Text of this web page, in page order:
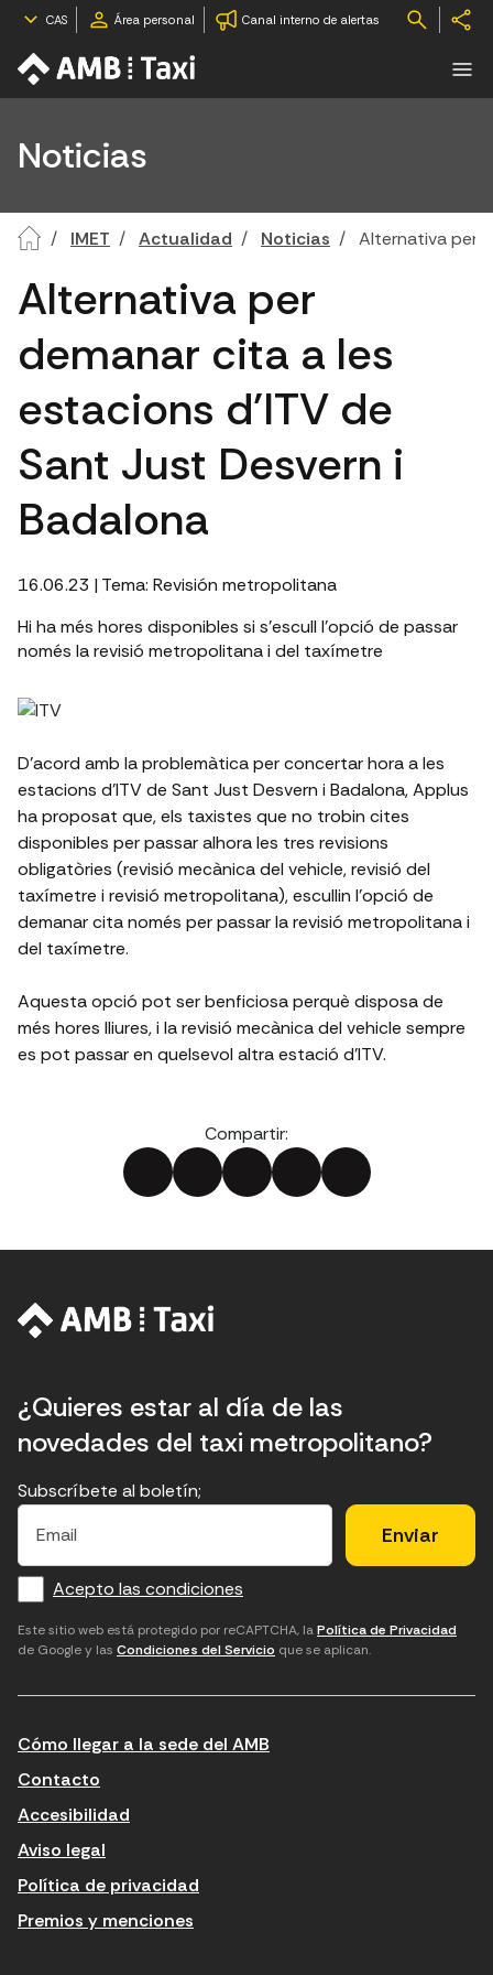
CAS Área personal Canal interno de alertas
Noticias
IMET Actualidad Noticias Alternativa per
Alternativa per
demanar cita a les
estacions d'ITV de
Sant Just Desvern i
Badalona
16.06.23 | Tema: Revisión metropolitana
Hi ha més hores disponibles si s'escull l'opció de passar
només la revisió metropolitana i del taxímetre
D'acord amb la problemàtica per concertar hora a les
estacions d'ITV de Sant Just Desvern i Badalona, Applus
ha proposat que, els taxistes que no trobin cites
disponibles per passar alhora les tres revisions
obligatòries (revisió mecànica del vehicle, revisió del
taxímetre i revisió metropolitana), escullin l'opció de
demanar cita només per passar la revisió metropolitana i
del taxímetre.
Aquesta opció pot ser benficiosa perquè disposa de
més hores lliures, i la revisió mecànica del vehicle sempre
es pot passar en quelsevol altra estació d'ITV.
Compartir:
¿Quieres estar al día de las
novedades del taxi metropolitano?
E
f
o
r
m
i
n
t
u
E
c
a
m
p
r
r
e
u
e
H
u
d
'
a
e
p
t
a
e
×
Subscríbete al boletín;
E
a
i
l
Acepto las condiciones
Este sitio web está protegido por reCAPTCHA, laPolítica de Privacidad
de Google y las Condiciones del Servicio que se aplican.
Cómo llegar a la sede del AMB
Contacto
Accesibilidad
Aviso legal
Política de privacidad
Premios y menciones